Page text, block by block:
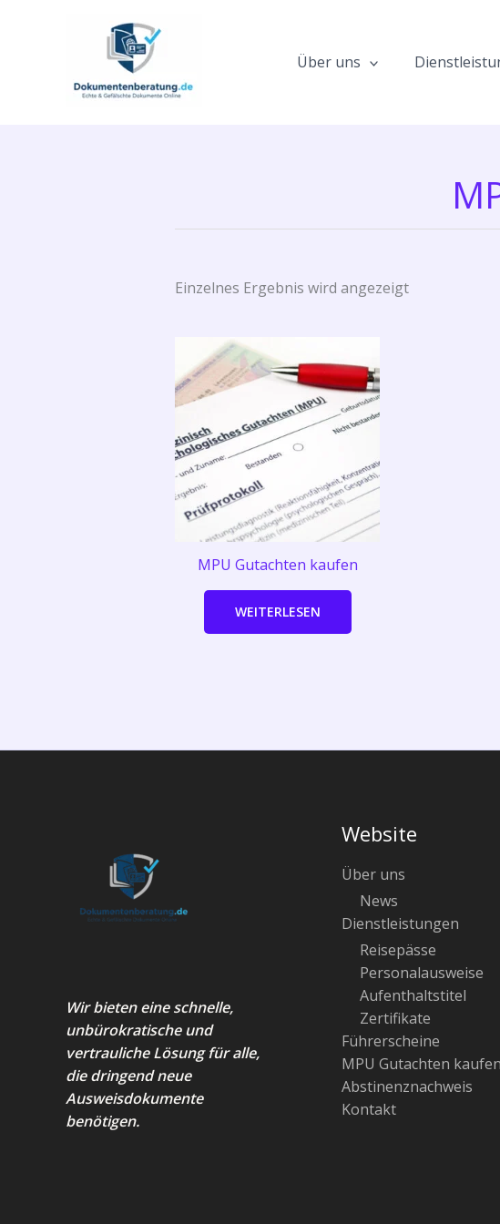
Über uns
Einzelnes Ergebnis wird angezeigt
MPU Gutachten kaufen
WEITERLESEN
Wir bieten eine schnelle,
unbürokratische und
vertrauliche Lösung für alle,
die dringend neue
Ausweisdokumente
benötigen.
Website
Über uns
News
Dienstleistungen
Reisepässe
Personalausweise
Aufenthaltstitel
Zertifikate
Führerscheine
MPU Gutachten kaufen
Abstinenznachweis
Kontakt